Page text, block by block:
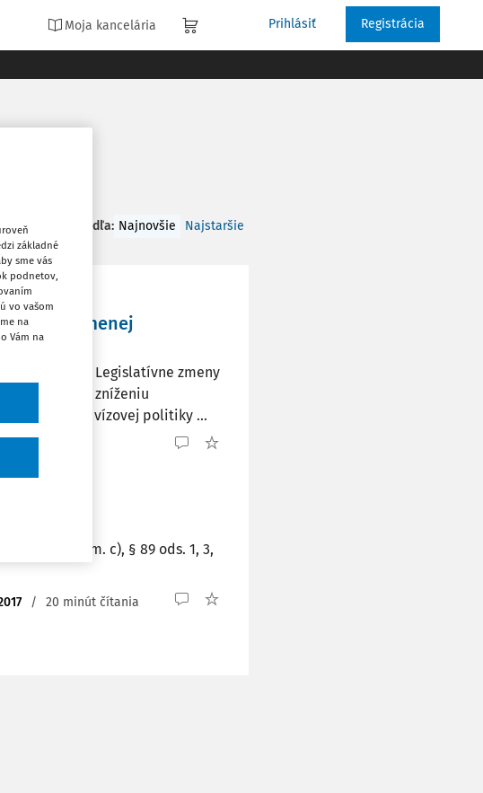
Moja kancelária Prihlásiť Registrácia
Zoradiť podľa: Najnovšie Najstaršie
víza, menej
cudzincov. Legislatívne zmeny
konaní, zníženiu
migrácie, vízovej politiky ...
ods. 1 písm. c), § 89 ods. 1, 3,
/ 20 minút čítania
základné
sme vás
podnetov,
vo vašom
na
Vám na